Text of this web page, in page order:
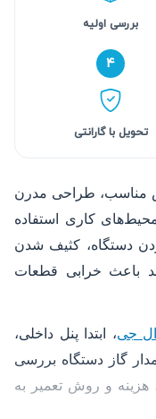
بررسی اولیه
۴
تحویل با گارانتی
مناسب، طراحی مدرن
کاری استفاده
دستگاه، کثیف شدن
باعث خرابی قطعات
ال جی، ابتدا پنل داخلی،
گاز دستگاه بررسی
و روش تعمیر به